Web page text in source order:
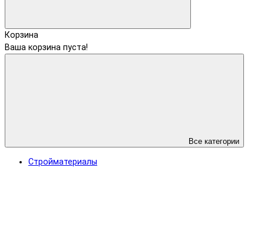
Корзина
Ваша корзина пуста!
Все категории
Стройматериалы